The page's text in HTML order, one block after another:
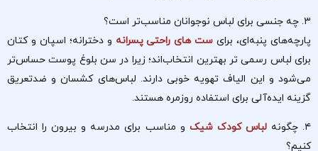
۳. چه جنسی برای لباس نوجوانان مناسب‌تر است؟
پارچه‌های پنبه‌ای، برای ست های راحتی پسرانه و دخترانه؛ اسپان و کتان
برای لباس رسمی تر بهترین انتخاب‌اند؛ زیرا در سن بلوغ پوست حساس‌تر
می‌شود و این الیاف تهویه خوبی دارند. لباس‌های کشسان و ضدتعریق
گزینه ایده‌آلی برای استفاده روزمره هستند.
۴. چگونه لباس کودک شیک و مناسب برای مدرسه و بیرون را انتخاب
کنیم؟